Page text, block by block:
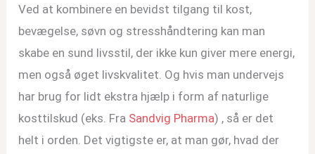
Ved at kombinere en bevidst tilgang til kost,
bevægelse, søvn og stresshåndtering kan man
skabe en sund livsstil, der ikke kun giver mere energi,
men også øget livskvalitet. Og hvis man undervejs
har brug for lidt ekstra hjælp i form af naturlige
kosttilskud (eks. Fra Sandvig Pharma) , så er det
helt i orden. Det vigtigste er, at man gør, hvad der